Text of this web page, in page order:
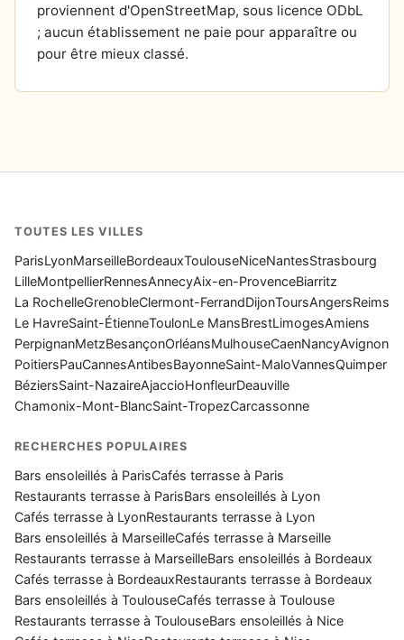
proviennent d'OpenStreetMap, sous licence ODbL
; aucun établissement ne paie pour apparaître ou
pour être mieux classé.
TOUTES LES VILLES
ParisLyonMarseilleBordeauxToulouseNiceNantesStrasbourg
LilleMontpellierRennesAnnecyAix-en-ProvenceBiarritz
La RochelleGrenobleClermont-FerrandDijonToursAngersReims
Le HavreSaint-ÉtienneToulonLe MansBrestLimogesAmiens
PerpignanMetzBesançonOrléansMulhouseCaenNancyAvignon
PoitiersPauCannesAntibesBayonneSaint-MaloVannesQuimper
BéziersSaint-NazaireAjaccioHonfleurDeauville
Chamonix-Mont-BlancSaint-TropezCarcassonne
RECHERCHES POPULAIRES
Bars ensoleillés à ParisCafés terrasse à Paris
Restaurants terrasse à ParisBars ensoleillés à Lyon
Cafés terrasse à LyonRestaurants terrasse à Lyon
Bars ensoleillés à MarseilleCafés terrasse à Marseille
Restaurants terrasse à MarseilleBars ensoleillés à Bordeaux
Cafés terrasse à BordeauxRestaurants terrasse à Bordeaux
Bars ensoleillés à ToulouseCafés terrasse à Toulouse
Restaurants terrasse à ToulouseBars ensoleillés à Nice